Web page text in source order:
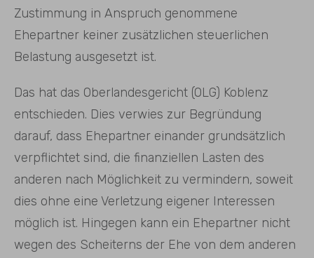
Zustimmung in Anspruch genommene
Ehepartner keiner zusätzlichen steuerlichen
Belastung ausgesetzt ist.
Das hat das Oberlandesgericht (OLG) Koblenz
entschieden. Dies verwies zur Begründung
darauf, dass Ehepartner einander grundsätzlich
verpflichtet sind, die finanziellen Lasten des
anderen nach Möglichkeit zu vermindern, soweit
dies ohne eine Verletzung eigener Interessen
möglich ist. Hingegen kann ein Ehepartner nicht
wegen des Scheiterns der Ehe von dem anderen